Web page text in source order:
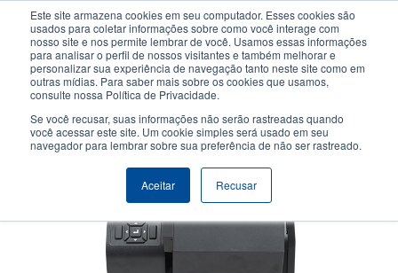
Este site armazena cookies em seu computador. Esses cookies são
usados para coletar informações sobre como você interage com
nosso site e nos permite lembrar de você. Usamos essas informações
para analisar o perfil de nossos visitantes e também melhorar e
personalizar sua experiência de navegação tanto neste site como em
outras mídias. Para saber mais sobre os cookies que usamos,
consulte nossa Política de Privacidade.
Se você recusar, suas informações não serão rastreadas quando
você acessar este site. Um cookie simples será usado em seu
navegador para lembrar sobre sua preferência de não ser rastreado.
Aceitar Recusar
conteúdo
principal
User
account
User
Header
Seletor de Produto Contactar Vendas